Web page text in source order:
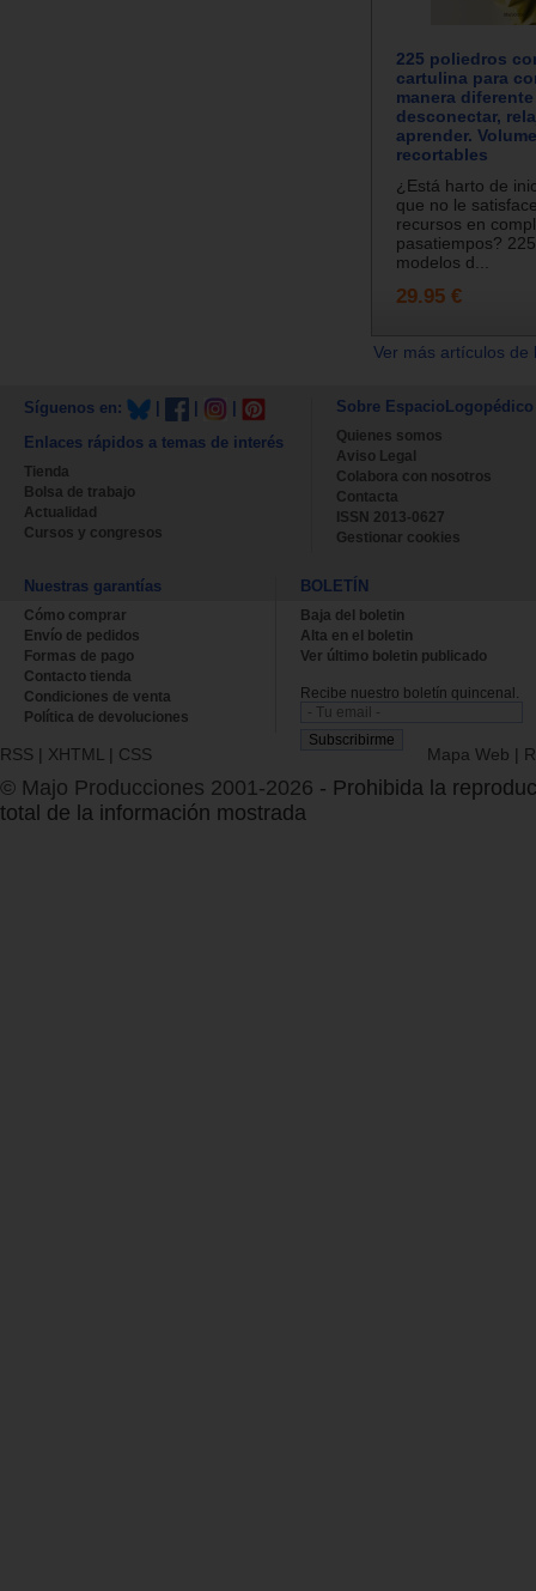
225 poliedros
cartulina para
manera
desconectar,
aprender.
recortables
¿Está harto de
que no le
recursos en
pasatiempos?
modelos d...
29.95 €
Ver más artículos
Síguenos en:
Enlaces rápidos a temas de interés
Tienda
Bolsa de trabajo
Actualidad
Cursos y congresos
Sobre EspacioLogopédico
Quienes somos
Aviso Legal
Colabora con nosotros
Contacta
ISSN 2013-0627
Gestionar cookies
Nuestras garantías
Cómo comprar
Envío de pedidos
Formas de pago
Contacto tienda
Condiciones de venta
Política de devoluciones
BOLETÍN
Baja del boletin
Alta en el boletin
Ver último boletin publicado
Recibe nuestro boletín quincenal.
RSS | XHTML | CSS Mapa Web |
© Majo Producciones 2001-2026 - Prohibida la
total de la información mostrada